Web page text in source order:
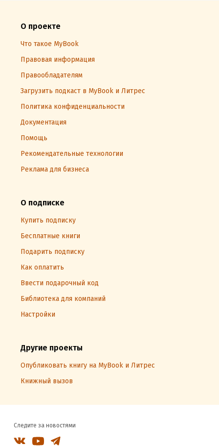
О проекте
Что такое MyBook
Правовая информация
Правообладателям
Загрузить подкаст в MyBook и Литрес
Политика конфиденциальности
Документация
Помощь
Рекомендательные технологии
Реклама для бизнеса
О подписке
Купить подписку
Бесплатные книги
Подарить подписку
Как оплатить
Ввести подарочный код
Библиотека для компаний
Настройки
Другие проекты
Опубликовать книгу на MyBook и Литрес
Книжный вызов
Следите за новостями